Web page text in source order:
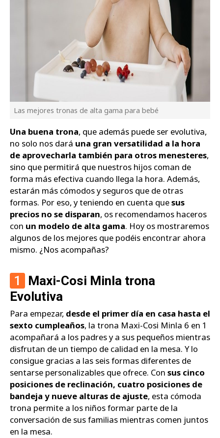
Las mejores tronas de alta gama para bebé
Una buena trona, que además puede ser evolutiva,
no solo nos dará una gran versatilidad a la hora
de aprovecharla también para otros menesteres,
sino que permitirá que nuestros hijos coman de
forma más efectiva cuando llega la hora. Además,
estarán más cómodos y seguros que de otras
formas. Por eso, y teniendo en cuenta quesus
precios no se disparan, os recomendamos haceros
con un modelo de alta gama. Hoy os mostraremos
algunos de los mejores que podéis encontrar ahora
mismo. ¿Nos acompañas?
1
Maxi-Cosi Minla trona
Evolutiva
Para empezar, desde el primer día en casa hasta el
sexto cumpleaños, la trona Maxi-Cosi Minla 6 en 1
acompañará a los padres y a sus pequeños mientras
disfrutan de un tiempo de calidad en la mesa. Y lo
consigue gracias a las seis formas diferentes de
sentarse personalizables que ofrece. Con sus cinco
posiciones de reclinación, cuatro posiciones de
bandeja y nueve alturas de ajuste, esta cómoda
trona permite a los niños formar parte de la
conversación de sus familias mientras comen juntos
en la mesa.